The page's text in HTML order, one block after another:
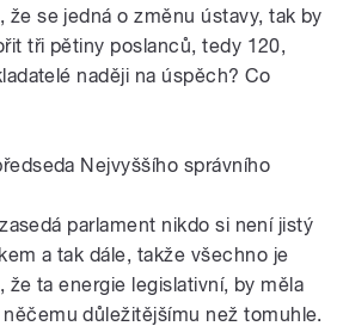
že se jedná o změnu ústavy, tak by
tři pětiny poslanců, tedy 120,
naději na úspěch? Co
Nejvyššího správního
parlament nikdo si není jistý
a tak dále, takže všechno je
že ta energie legislativní, by měla
důležitějšímu než tomuhle.